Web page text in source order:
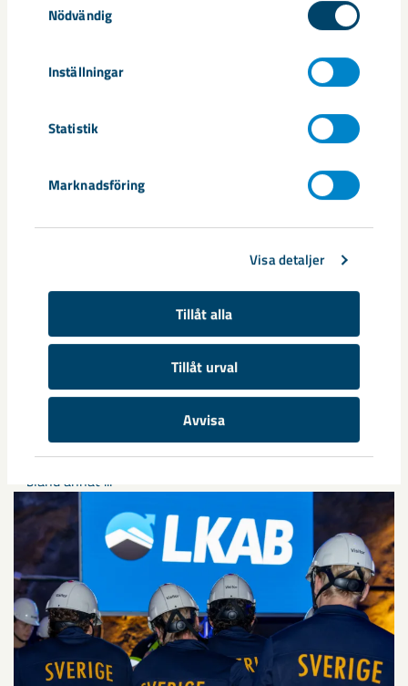
Nödvändig
Inställningar
Statistik
Marknadsföring
Visa detaljer
Tillåt alla
Tillåt urval
Avvisa
Relaterat innehåll
Sibirien-området i gamla Kiruna
centrum avvecklas under 2026
Under sommaren 2026 fortsätter avveckling av fastigheter i
gamla Kiruna centrum på grund av den pågående gruvdriften
– bland annat ...